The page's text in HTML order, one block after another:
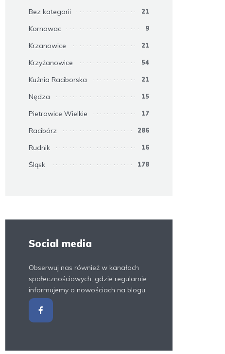
Bez kategorii 21
Kornowac 9
Krzanowice 21
Krzyżanowice 54
Kuźnia Raciborska 21
Nędza 15
Pietrowice Wielkie 17
Racibórz 286
Rudnik 16
Śląsk 178
Social media
Obserwuj nas również w kanałach
społecznościowych, gdzie regularnie
informujemy o nowościach na blogu.